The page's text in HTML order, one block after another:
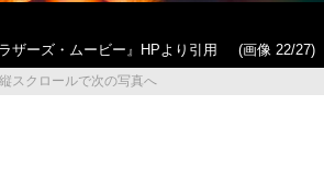
ザーズ・ムービー』HPより引用
(画像 22/27)
縦スクロールで次の写真へ